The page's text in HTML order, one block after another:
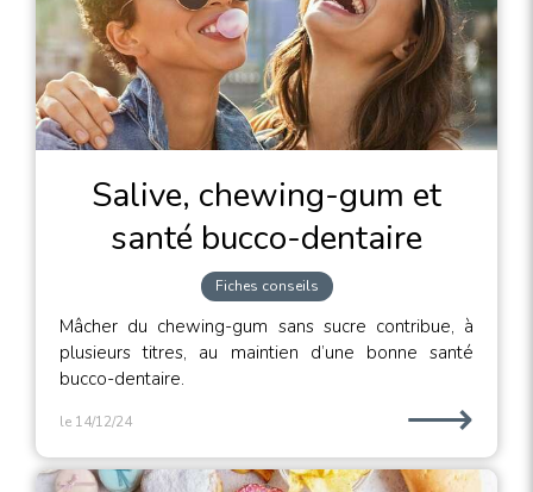
Salive, chewing-gum et
santé bucco-dentaire
Fiches conseils
Mâcher du chewing-gum sans sucre contribue, à
plusieurs titres, au maintien d’une bonne santé
bucco-dentaire.
le 14/12/24 ⟶